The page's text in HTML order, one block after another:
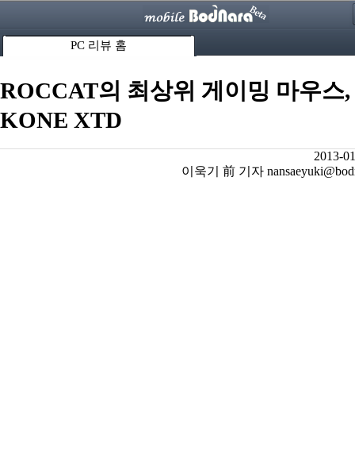
PC 리뷰 홈
ROCCAT의 최상위 게이밍 마우스,
KONE XTD
2013-
이욱기 前 기자